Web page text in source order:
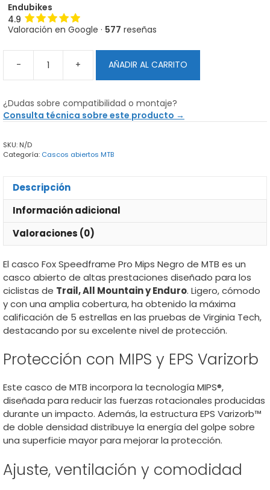
Endubikes
4.9
Valoración en Google · 577 reseñas
-
Casco
Fox
Pro
Mips
+ AÑADIR AL CARRITO
¿Dudas sobre compatibilidad o montaje?
Consulta técnica sobre este producto →
SKU: N/D
Categoría: Cascos abiertos MTB
Descripción
Información adicional
Valoraciones (0)
El casco Fox Speedframe Pro Mips Negro de MTB es un
casco abierto de altas prestaciones diseñado para los
ciclistas de Trail, All Mountain y Enduro. Ligero, cómodo
y con una amplia cobertura, ha obtenido la máxima
calificación de 5 estrellas en las pruebas de Virginia Tech,
destacando por su excelente nivel de protección.
Protección con MIPS y EPS Varizorb
Este casco de MTB incorpora la tecnología MIPS®,
diseñada para reducir las fuerzas rotacionales producidas
durante un impacto. Además, la estructura EPS Varizorb™
de doble densidad distribuye la energía del golpe sobre
una superficie mayor para mejorar la protección.
Ajuste, ventilación y comodidad